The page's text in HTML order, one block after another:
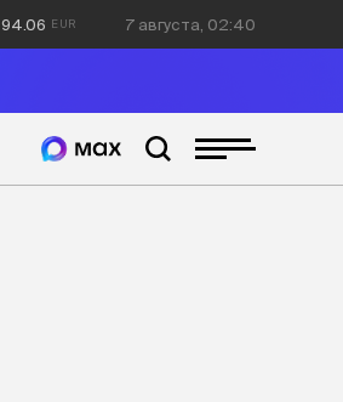
94.06 7 августа, 02:40